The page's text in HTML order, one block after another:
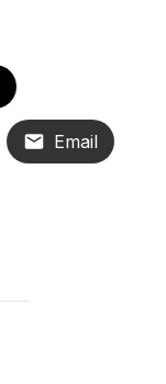
Email